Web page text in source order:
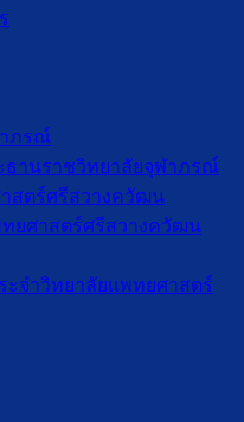
ภรณ์
านราชวิทยาลัยจุฬาภรณ์
สตร์ศรีสวางควัฒน
ยศาสตร์ศรีสวางควัฒน
จำวิทยาลัยแพทยศาสตร์